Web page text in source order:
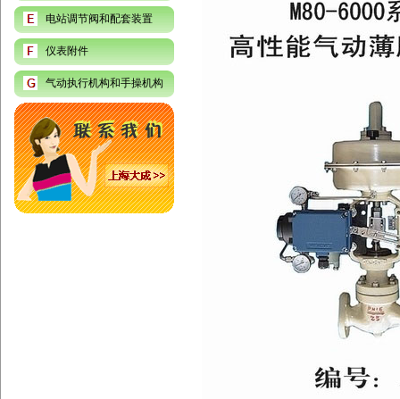
电站调节阀和配套装置
仪表附件
气动执行机构和手操机构